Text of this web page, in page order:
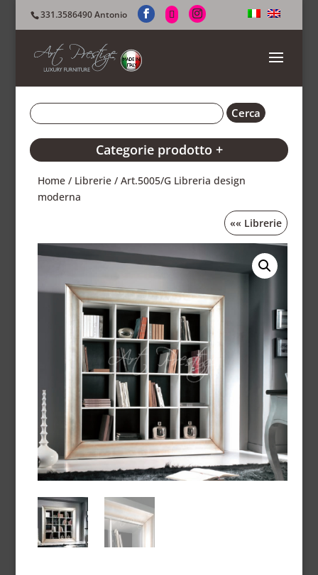
331.3586490 Antonio
Categorie prodotto +
Home / Librerie / Art.5005/G Libreria design
moderna
«« Librerie